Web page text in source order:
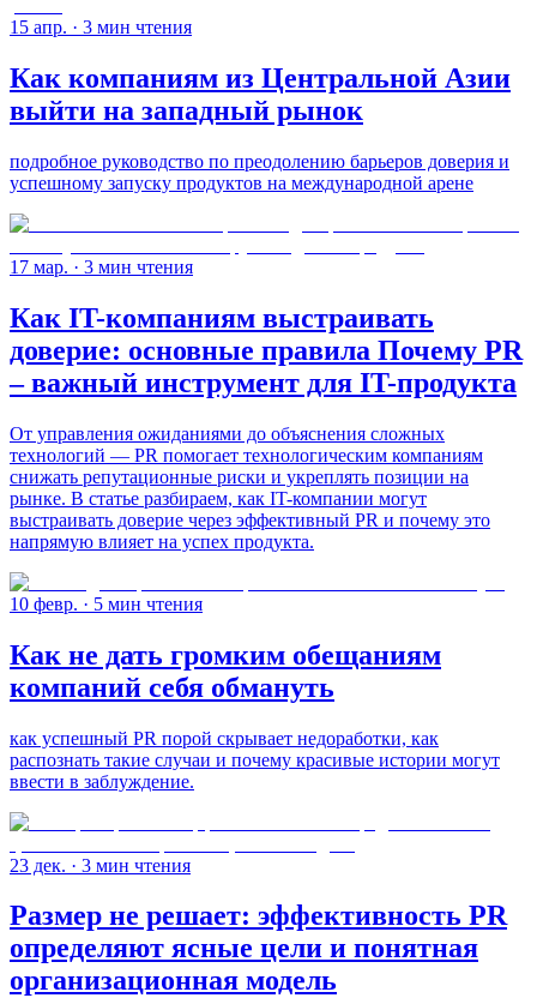
15 апр. · 3 мин чтения
Как компаниям из Центральной Азии
выйти на западный рынок
подробное руководство по преодолению барьеров доверия и
успешному запуску продуктов на международной арене
17 мар. · 3 мин чтения
Как IT-компаниям выстраивать
доверие: основные правила Почему PR
– важный инструмент для IT-продукта
От управления ожиданиями до объяснения сложных
технологий — PR помогает технологическим компаниям
снижать репутационные риски и укреплять позиции на
рынке. В статье разбираем, как IT-компании могут
выстраивать доверие через эффективный PR и почему это
напрямую влияет на успех продукта.
10 февр. · 5 мин чтения
Как не дать громким обещаниям
компаний себя обмануть
как успешный PR порой скрывает недоработки, как
распознать такие случаи и почему красивые истории могут
ввести в заблуждение.
23 дек. · 3 мин чтения
Размер не решает: эффективность PR
определяют ясные цели и понятная
организационная модель